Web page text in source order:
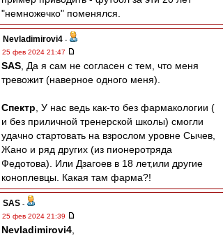
"немножечко" поменялся.
Nevladimirovi4 -
25 фев 2024 21:47
SAS , Да я сам не согласен с тем, что меня
тревожит (наверное одного меня).
Спектр , У нас ведь как-то без фармакологии (
и без приличной тренерской школы) смогли
удачно стартовать на взрослом уровне Сычев,
Жано и ряд других (из пионеротряда
Федотова). Или Дзагоев в 18 лет,или другие
коноплевцы. Какая там фарма?!
SAS -
25 фев 2024 21:39
Nevladimirovi4